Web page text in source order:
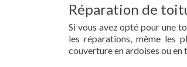
Réparation de
Si vous avez opté pour une
les réparations, même les
couverture en ardoises ou en